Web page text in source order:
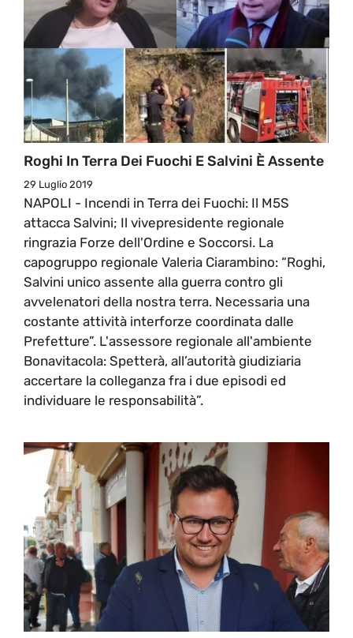
Roghi In Terra Dei Fuochi E Salvini È Assente
29 Luglio 2019
NAPOLI - Incendi in Terra dei Fuochi: Il M5S
attacca Salvini; Il vivepresidente regionale
ringrazia Forze dell'Ordine e Soccorsi. La
capogruppo regionale Valeria Ciarambino: “Roghi,
Salvini unico assente alla guerra contro gli
avvelenatori della nostra terra. Necessaria una
costante attività interforze coordinata dalle
Prefetture”. L'assessore regionale all'ambiente
Bonavitacola: Spetterà, all’autorità giudiziaria
accertare la colleganza fra i due episodi ed
individuare le responsabilità”.